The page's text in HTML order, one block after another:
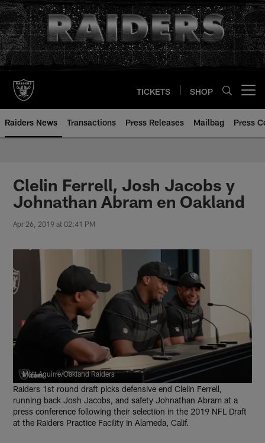
Skip
to
main
content
TICKETS SHOP
Raiders News Transactions Press Releases Mailbag Press
Clelin Ferrell, Josh Jacobs y
Johnathan Abram en Oakland
Apr 26, 2019 at 02:41 PM
Matt Aguirre/Oakland Raiders
Raiders 1st round draft picks defensive end Clelin Ferrell,
running back Josh Jacobs, and safety Johnathan Abram at a
press conference following their selection in the 2019 NFL Draft
at the Raiders Practice Facility in Alameda, Calif.